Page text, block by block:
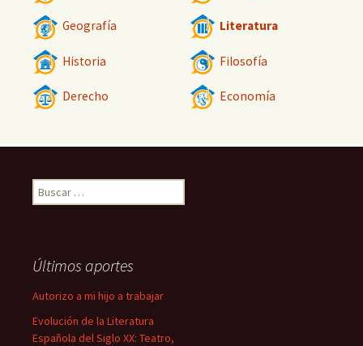
Geografía Literatura
Historia Filosofía
Derecho Economía
Buscar:
Últimos aportes
Autorizo a mi hijo a trabajar
Evolución de la Literatura
Española del Siglo XX: Teatro,